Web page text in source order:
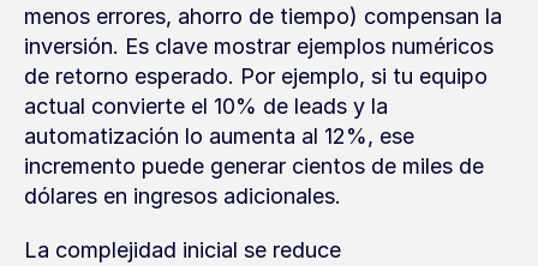
menos errores, ahorro de tiempo) compensan la
inversión. Es clave mostrar ejemplos numéricos
de retorno esperado. Por ejemplo, si tu equipo
actual convierte el 10% de leads y la
automatización lo aumenta al 12%, ese
incremento puede generar cientos de miles de
dólares en ingresos adicionales.
La complejidad inicial se reduce